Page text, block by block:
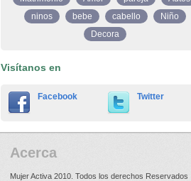
ninos
bebe cabello
Niño
Decora
Visítanos en
Facebook Twitter
Acerca
Mujer Activa 2010. Todos los derechos Reservados